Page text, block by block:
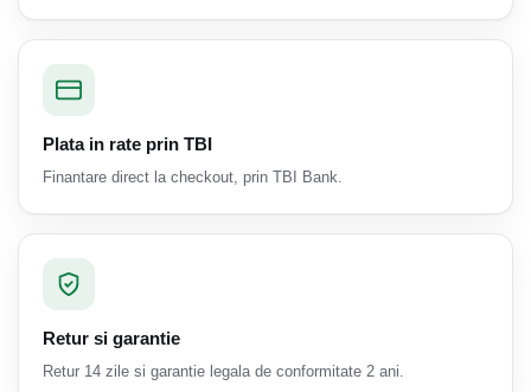
Plata in rate prin TBI
Finantare direct la checkout, prin TBI Bank.
Retur si garantie
Retur 14 zile si garantie legala de conformitate 2 ani.